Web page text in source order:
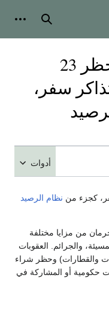
بحث
الصين تحظر 23
سفر،
أدوات
نظام الرصيد
من مزايا مختلفة
والجرائم. العقوبات
والقطارات) وحظر شراء
حكومية أو المشاركة في